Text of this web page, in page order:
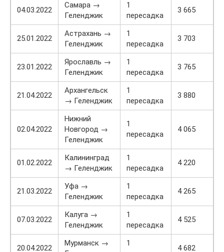
04.03.2022
Самара →
Геленджик
1
пересадка
3 665
25.01.2022
Астрахань →
Геленджик
1
пересадка
3 703
23.01.2022
Ярославль →
Геленджик
1
пересадка
3 765
21.04.2022
Архангельск
→ Геленджик
1
пересадка
3 880
02.04.2022
Нижний
Новгород →
Геленджик
1
пересадка
4 065
01.02.2022
Калининград
→ Геленджик
1
пересадка
4 220
21.03.2022
Уфа →
Геленджик
1
пересадка
4 265
07.03.2022
Калуга →
Геленджик
1
пересадка
4 525
20.04.2022
Мурманск →
1
4 682